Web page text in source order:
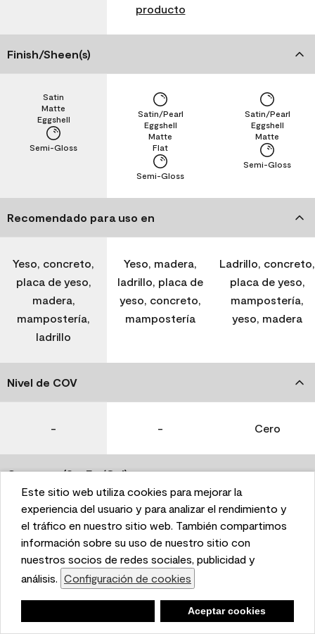
This website uses cookies to enhance user experience
and to analyze performance and traffic on our website.
We also share information about your use of our site
with our social media, advertising, and analytics
partners. Cookie Settings
Accept Cookies
Este sitio web utiliza cookies para mejorar la
experiencia del usuario y para analizar el rendimiento y
el tráfico en nuestro sitio web. También compartimos
información sobre su uso de nuestro sitio con
nuestros socios de redes sociales, publicidad y
análisis. Configuración de cookies
Aceptar cookies
producto
Finish/Sheen(s)
Semi-Gloss
Eggshell
Matte
Satin
Semi-Gloss
Flat
Matte
Eggshell
Satin/Pearl
Semi-Gloss
Matte
Eggshell
Satin/Pearl
Recomendado para uso en
Yeso, concreto,
placa de yeso,
madera,
mampostería,
ladrillo
Yeso, madera,
ladrillo, placa de
yeso, concreto,
mampostería
Ladrillo, concreto,
placa de yeso,
mampostería,
yeso, madera
Nivel de COV
- - Cero
Coverage (Sq. Ft./Gal)
350-400 400-450 400-450
Tiempo de secado
1 hora